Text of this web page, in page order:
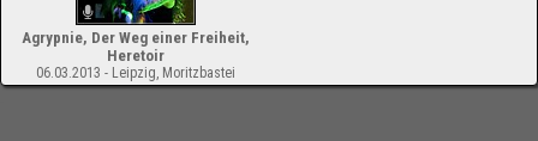
Agrypnie, Der Weg einer Freiheit,
Heretoir
06.03.2013 - Leipzig, Moritzbastei